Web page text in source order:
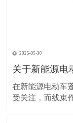
2025-05-30
关于新能源电
在新能源电动车
受关注，而线束